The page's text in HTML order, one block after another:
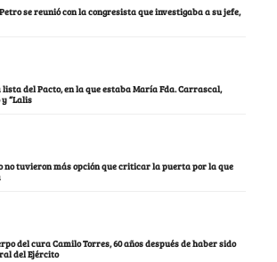
se reunió con la congresista que investigaba a su jefe,
del Pacto, en la que estaba María Fda. Carrascal,
“Lalis
no tuvieron más opción que criticar la puerta por la que
del cura Camilo Torres, 60 años después de haber sido
del Ejército